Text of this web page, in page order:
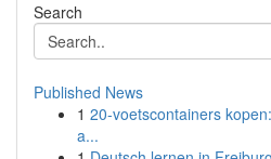
Search
Published News
1 20-voetscontainers
a...